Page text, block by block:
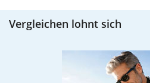
Vergleichen lohnt sich